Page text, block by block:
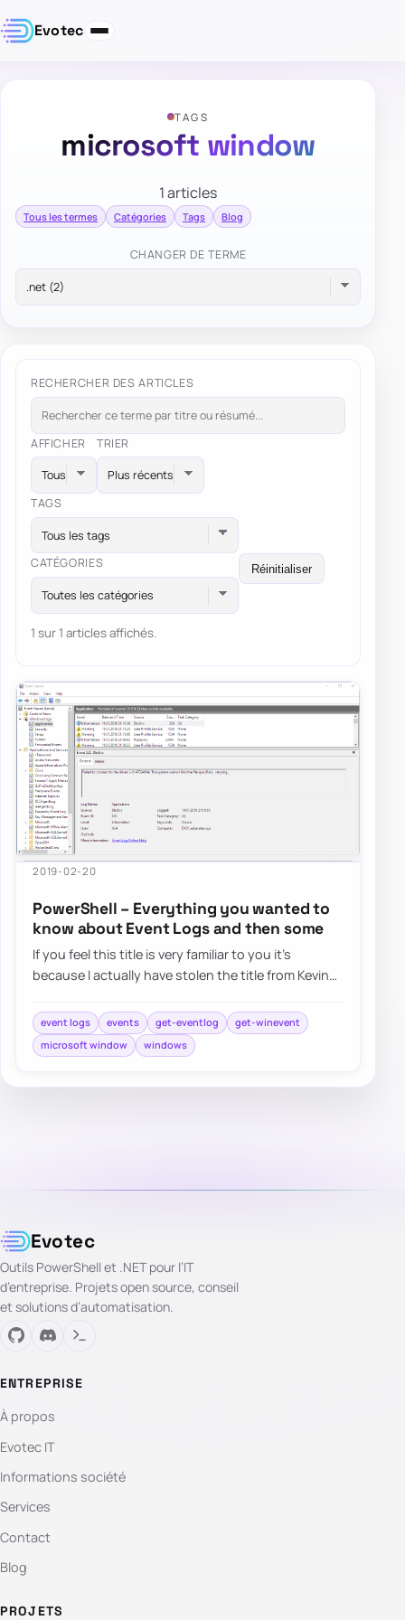
Evotec
TAGS
microsoft window
1 articles
Tous les termes Catégories Tags Blog
CHANGER DE TERME
RECHERCHER DES ARTICLES
AFFICHER TRIER
TAGS
Tous les tags
CATÉGORIES
Toutes les catégories
Réinitialiser
1 sur 1 articles affichés.
2019-02-20
PowerShell – Everything you wanted to
know about Event Logs and then some
If you feel this title is very familiar to you it’s
because I actually have stolen the title from Kevin
event logs events get-eventlog
get-winevent
microsoft window
windows
Evotec
Outils PowerShell et .NET pour l’IT
d’entreprise. Projets open source, conseil
et solutions d’automatisation.
ENTREPRISE
À propos
Evotec IT
Informations société
Services
Contact
Blog
PROJETS